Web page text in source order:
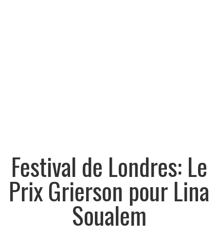
Festival de Londres: Le
Prix Grierson pour Lina
Soualem